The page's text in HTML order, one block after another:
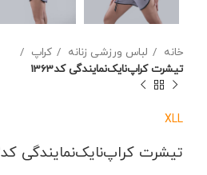
خانه لباس ورزشی زنانه
کراپ
تیشرت کراپ‌نایک‌نمایندگی کد1363
L
XL
تیشرت کراپ‌نایک‌نمایندگی کد1363